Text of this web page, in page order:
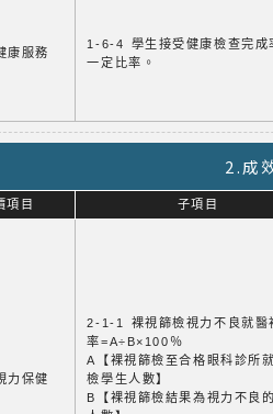
康服務
1-6-4 學生接受健康檢查完成
一定比率。
2.成
項目 子項目
力保健
2-1-1 裸視篩檢視力不良就醫
率=A÷B×100％
A【裸視篩檢至合格眼科診所
檢學生人數】
B【裸視篩檢結果為視力不良